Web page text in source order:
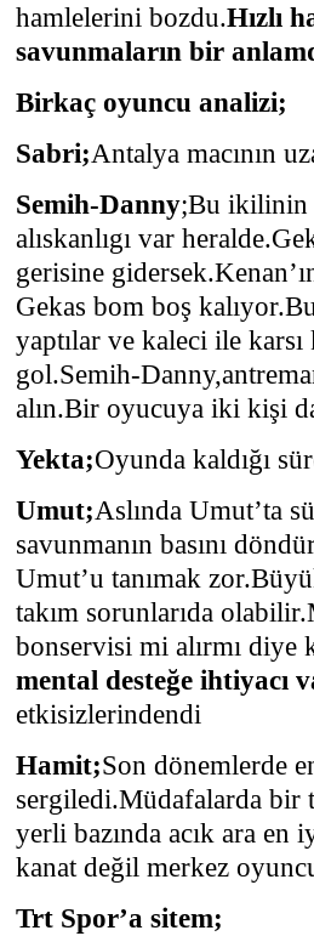
hamlelerini bozdu.Hızlı
savunmaların bir
Birkaç oyuncu analizi;
Sabri;Antalya macının
Semih-Danny;Bu ikilinin
alıskanlıgı var
gerisine
Gekas bom boş
yaptılar ve kaleci ile karsı
gol.Semih-
alın.Bir oyucuya iki kişi
Yekta;Oyunda kaldığı
Umut;Aslında Umut’ta
savunmanın basını
Umut’u tanımak
takım sorunlarıda
bonservisi mi alırmı diye
mental desteğe ihtiyacı
etkisizlerindendi
Hamit;Son dönemlerde
sergiledi.Müdafalarda bir
yerli bazında acık ara
kanat değil merkez
Trt Spor’a sitem;